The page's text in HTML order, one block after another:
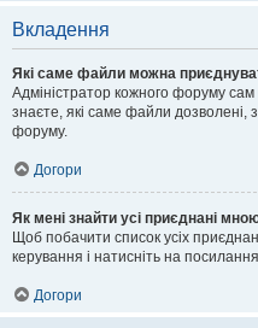
Вкладення
Які саме файли можна
Адміністратор кожного форуму
знаєте, які саме файли дозволені,
форуму.
Догори
Як мені знайти усі приєднані
Щоб побачити список усіх
керування і натисніть на
Догори